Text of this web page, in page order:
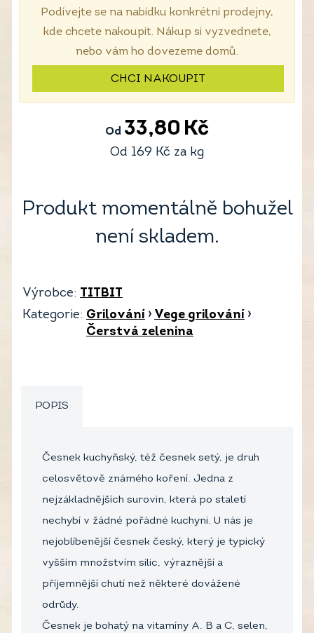
Podívejte se na nabídku konkrétní prodejny,
kde chcete nakoupit. Nákup si vyzvednete,
nebo vám ho dovezeme domů.
CHCI NAKOUPIT
Od 33,80 Kč
Od 169 Kč za kg
Produkt momentálně bohužel
není skladem.
Výrobce: TITBIT
Kategorie: Grilování › Vege grilování ›
Čerstvá zelenina
POPIS
Česnek kuchyňský, též česnek setý, je druh
celosvětově známého koření. Jedna z
nejzákladnějších surovin, která po staletí
nechybí v žádné pořádné kuchyni. U nás je
nejoblíbenější česnek český, který je typický
vyšším množstvím silic, výraznější a
příjemnější chutí než některé dovážené
odrůdy.
Česnek je bohatý na vitamíny A. B a C, selen,